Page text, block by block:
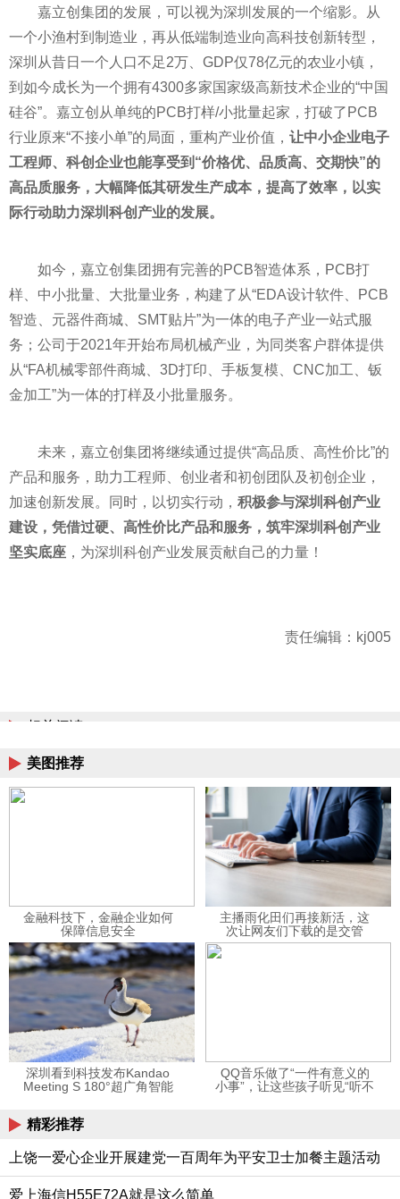
嘉立创集团的发展，可以视为深圳发展的一个缩影。从
一个小渔村到制造业，再从低端制造业向高科技创新转型，
深圳从昔日一个人口不足2万、GDP仅78亿元的农业小镇，
到如今成长为一个拥有4300多家国家级高新技术企业的“中国
硅谷”。嘉立创从单纯的PCB打样/小批量起家，打破了PCB
行业原来“不接小单”的局面，重构产业价值， 让中小企业电子
工程师、科创企业也能享受到“价格优、品质高、交期快”的
高品质服务，大幅降低其研发生产成本，提高了效率，以实
际行动助力深圳科创产业的发展。
如今，嘉立创集团拥有完善的PCB智造体系，PCB打
样、中小批量、大批量业务，构建了从“EDA设计软件、PCB
智造、元器件商城、SMT贴片”为一体的电子产业一站式服
务；公司于2021年开始布局机械产业，为同类客户群体提供
从“FA机械零部件商城、3D打印、手板复模、CNC加工、钣
金加工”为一体的打样及小批量服务。
未来，嘉立创集团将继续通过提供“高品质、高性价比”的
产品和服务，助力工程师、创业者和初创团队及初创企业，
加速创新发展。同时，以切实行动， 积极参与深圳科创产业
建设，凭借过硬、高性价比产品和服务，筑牢深圳科创产业
坚实底座 ，为深圳科创产业发展贡献自己的力量！
责任编辑：kj005
相关阅读
美图推荐
金融科技下，金融企业如何
保障信息安全
主播雨化田们再接新活，这
次让网友们下载的是交管
12123APP
深圳看到科技发布Kandao
Meeting S 180°超广角智能
QQ音乐做了“一件有意义的
小事”，让这些孩子听见“听不
精彩推荐
上饶一爱心企业开展建党一百周年为平安卫士加餐主题活动
爱上海信H55E72A就是这么简单